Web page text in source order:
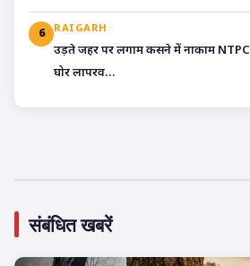
6 RAIGARH
उड़ते जहर पर लगाम कसने में नाकाम NTPC
घोर लापरव...
संबंधित खबरें